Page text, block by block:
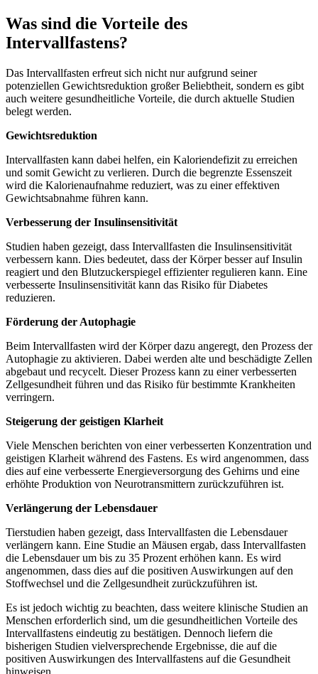
Was sind die Vorteile des
Intervallfastens?
Das Intervallfasten erfreut sich nicht nur aufgrund seiner
potenziellen Gewichtsreduktion großer Beliebtheit, sondern es gibt
auch weitere gesundheitliche Vorteile, die durch aktuelle Studien
belegt werden.
Gewichtsreduktion
Intervallfasten kann dabei helfen, ein Kaloriendefizit zu erreichen
und somit Gewicht zu verlieren. Durch die begrenzte Essenszeit
wird die Kalorienaufnahme reduziert, was zu einer effektiven
Gewichtsabnahme führen kann.
Verbesserung der Insulinsensitivität
Studien haben gezeigt, dass Intervallfasten die Insulinsensitivität
verbessern kann. Dies bedeutet, dass der Körper besser auf Insulin
reagiert und den Blutzuckerspiegel effizienter regulieren kann. Eine
verbesserte Insulinsensitivität kann das Risiko für Diabetes
reduzieren.
Förderung der Autophagie
Beim Intervallfasten wird der Körper dazu angeregt, den Prozess der
Autophagie zu aktivieren. Dabei werden alte und beschädigte Zellen
abgebaut und recycelt. Dieser Prozess kann zu einer verbesserten
Zellgesundheit führen und das Risiko für bestimmte Krankheiten
verringern.
Steigerung der geistigen Klarheit
Viele Menschen berichten von einer verbesserten Konzentration und
geistigen Klarheit während des Fastens. Es wird angenommen, dass
dies auf eine verbesserte Energieversorgung des Gehirns und eine
erhöhte Produktion von Neurotransmittern zurückzuführen ist.
Verlängerung der Lebensdauer
Tierstudien haben gezeigt, dass Intervallfasten die Lebensdauer
verlängern kann. Eine Studie an Mäusen ergab, dass Intervallfasten
die Lebensdauer um bis zu 35 Prozent erhöhen kann. Es wird
angenommen, dass dies auf die positiven Auswirkungen auf den
Stoffwechsel und die Zellgesundheit zurückzuführen ist.
Es ist jedoch wichtig zu beachten, dass weitere klinische Studien an
Menschen erforderlich sind, um die gesundheitlichen Vorteile des
Intervallfastens eindeutig zu bestätigen. Dennoch liefern die
bisherigen Studien vielversprechende Ergebnisse, die auf die
positiven Auswirkungen des Intervallfastens auf die Gesundheit
hinweisen.